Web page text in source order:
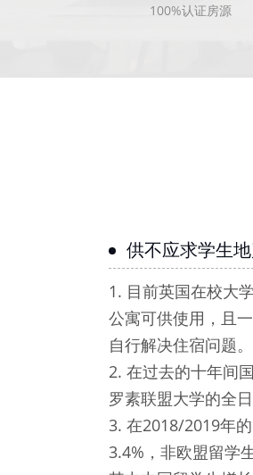
100%认证房源
供不应求学生
1. 目前英国在校大
公寓可供使用，且
自行解决住宿问题。
2. 在过去的十年间
罗素联盟大学的全
3. 在2018/2019年
3.4%，非欧盟留学